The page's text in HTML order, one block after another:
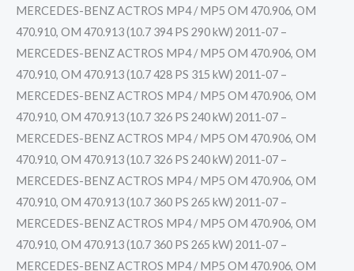
MERCEDES-BENZ ACTROS MP4 / MP5 OM 470.906, OM
470.910, OM 470.913 (10.7 394 PS 290 kW) 2011-07 –
MERCEDES-BENZ ACTROS MP4 / MP5 OM 470.906, OM
470.910, OM 470.913 (10.7 428 PS 315 kW) 2011-07 –
MERCEDES-BENZ ACTROS MP4 / MP5 OM 470.906, OM
470.910, OM 470.913 (10.7 326 PS 240 kW) 2011-07 –
MERCEDES-BENZ ACTROS MP4 / MP5 OM 470.906, OM
470.910, OM 470.913 (10.7 326 PS 240 kW) 2011-07 –
MERCEDES-BENZ ACTROS MP4 / MP5 OM 470.906, OM
470.910, OM 470.913 (10.7 360 PS 265 kW) 2011-07 –
MERCEDES-BENZ ACTROS MP4 / MP5 OM 470.906, OM
470.910, OM 470.913 (10.7 360 PS 265 kW) 2011-07 –
MERCEDES-BENZ ACTROS MP4 / MP5 OM 470.906, OM